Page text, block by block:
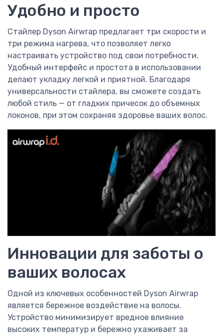
Удобно и просто
Стайлер Dyson Airwrap предлагает три скорости и
три режима нагрева, что позволяет легко
настраивать устройство под свои потребности.
Удобный интерфейс и простота в использовании
делают укладку легкой и приятной. Благодаря
универсальности стайлера, вы сможете создать
любой стиль — от гладких причесок до объемных
локонов, при этом сохраняя здоровье ваших волос.
Инновации для заботы о
ваших волосах
Одной из ключевых особенностей Dyson Airwrap
является бережное воздействие на волосы.
Устройство минимизирует вредное влияние
высоких температур и бережно ухаживает за